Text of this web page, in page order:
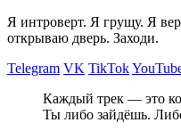
Я интроверт. Я грущу. Я
открываю дверь. Заходи.
Telegram VK TikTok
Каждый трек — это
Ты либо зайдёшь.